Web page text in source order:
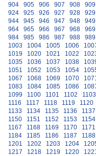
904 905 906 907 908 909
924
925 926 927 928 929
944
945 946 947 948 949
964
965 966 967 968 969
984
985 986 987 988 989
1003
1004 1005 1006
1019
1020 1021 1022
1035
1036 1037 1038
1051
1052 1053 1054
1067
1068 1069 1070
1083
1084 1085 1086
1099
1100 1101 1102 1103
1116
1117 1118 1119 1120
1133
1134 1135 1136 1137
1150
1151 1152 1153 1154
1167
1168 1169 1170 1171
1184
1185 1186 1187 1188
1201
1202 1203 1204
1217
1218 1219 1220